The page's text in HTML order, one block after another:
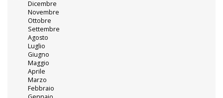
Dicembre
Novembre
Ottobre
Settembre
Agosto
Luglio
Giugno
Maggio
Aprile
Marzo
Febbraio